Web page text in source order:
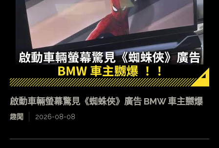
啟動車輛螢幕驚見《蜘蛛俠》廣告 BMW 車主嬲爆
趣聞 2026-08-08